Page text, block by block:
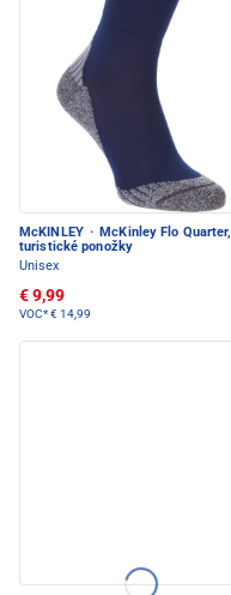
McKINLEY · McKinley Flo Quarter,
turistické ponožky
Unisex
€ 9,99
VOC*€ 14,99